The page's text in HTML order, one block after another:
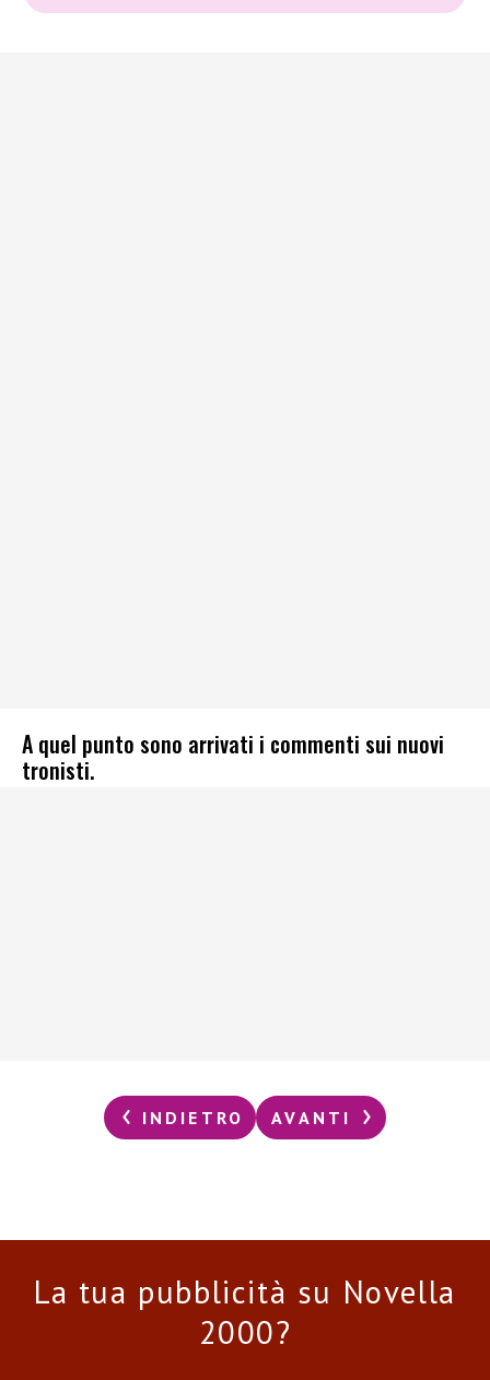
A quel punto sono arrivati i commenti sui nuovi
tronisti.
INDIETRO AVANTI
La tua pubblicità su Novella
2000?